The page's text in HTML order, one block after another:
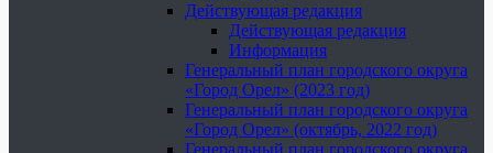
Действующая редакция
Действующая редакция
Информация
Генеральный план городского округа
«Город Орел» (2023 год)
Генеральный план городского округа
«Город Орел» (октябрь, 2022 год)
Генеральный план городского округа